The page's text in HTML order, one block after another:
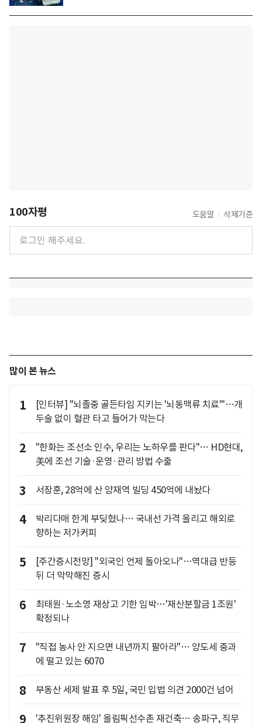
100자평 도움말 삭제기준
많이 본 뉴스
1
[인터뷰] "뇌졸중 골든타임 지키는 '뇌동맥류 치료'"…개
두술 없이 혈관 타고 들어가 막는다
2
"한화는 조선소 인수, 우리는 노하우를 판다"… HD현대,
美에 조선 기술·운영·관리 방법 수출
3 서장훈, 28억에 산 양재역 빌딩 450억에 내놨다
4
박리다매 한계 부딪혔나… 국내선 가격 올리고 해외로
향하는 저가커피
5
[주간증시전망] "외국인 언제 돌아오나"…역대급 반등
뒤 더 막막해진 증시
6
최태원·노소영 재상고 기한 임박…'재산분할금 1조원'
확정되나
7
"직접 농사 안 지으면 내년까지 팔아라"… 양도세 중과
에 떨고 있는 6070
8 부동산 세제 발표 후 5일, 국민 입법 의견 2000건 넘어
9 '추진위원장 해임' 올림픽선수촌 재건축… 송파구, 직무